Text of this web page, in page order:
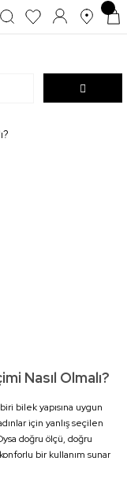
Nasıl Olmalı?
bilek yapısına uygun
için yanlış seçilen
doğru ölçü, doğru
bir kullanım sunar